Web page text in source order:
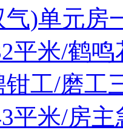
)单元房
平米/鹤
钳工/磨工
平米/房